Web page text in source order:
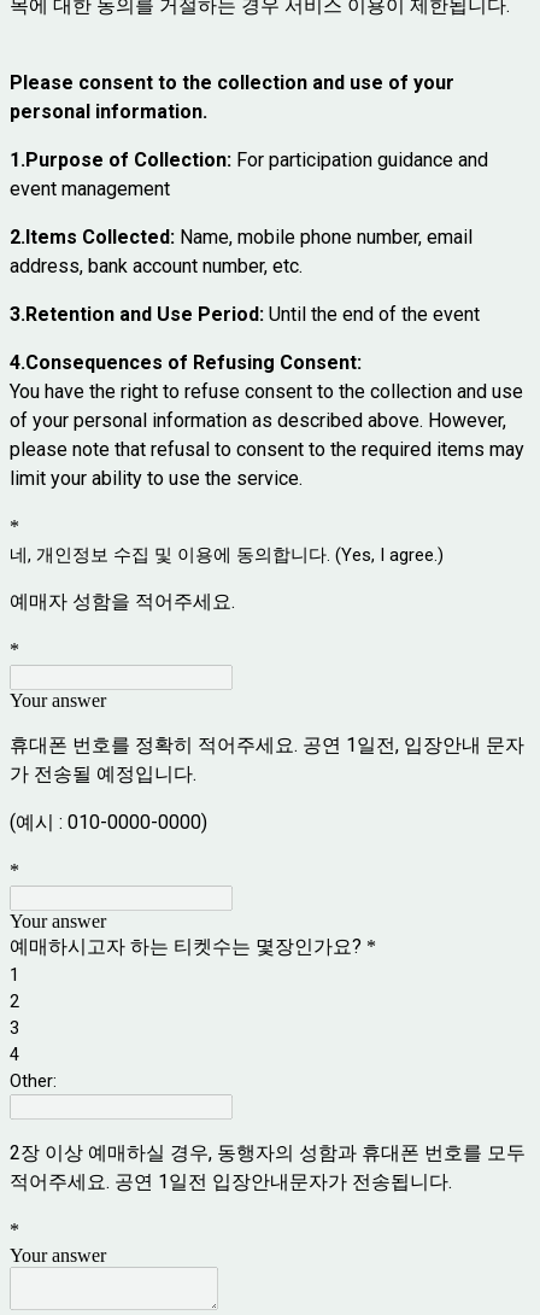
목에 대한 동의를 거절하는 경우 서비스 이용이 제한됩니다.
Please consent to the collection and use of your
personal information.
1.Purpose of Collection: For participation guidance and
event management
2.Items Collected: Name, mobile phone number, email
address, bank account number, etc.
3.Retention and Use Period: Until the end of the event
4.Consequences of Refusing Consent:
You have the right to refuse consent to the collection and use
of your personal information as described above. However,
please note that refusal to consent to the required items may
limit your ability to use the service.
*
네, 개인정보 수집 및 이용에 동의합니다. (Yes, I agree.)
예매자 성함을 적어주세요.
*
Your answer
휴대폰 번호를 정확히 적어주세요. 공연 1일전, 입장안내 문자
가 전송될 예정입니다.
(예시 : 010-0000-0000)
*
Your answer
예매하시고자 하는 티켓수는 몇장인가요? *
1
2
3
4
Other:
2장 이상 예매하실 경우, 동행자의 성함과 휴대폰 번호를 모두
적어주세요. 공연 1일전 입장안내문자가 전송됩니다.
*
Your answer